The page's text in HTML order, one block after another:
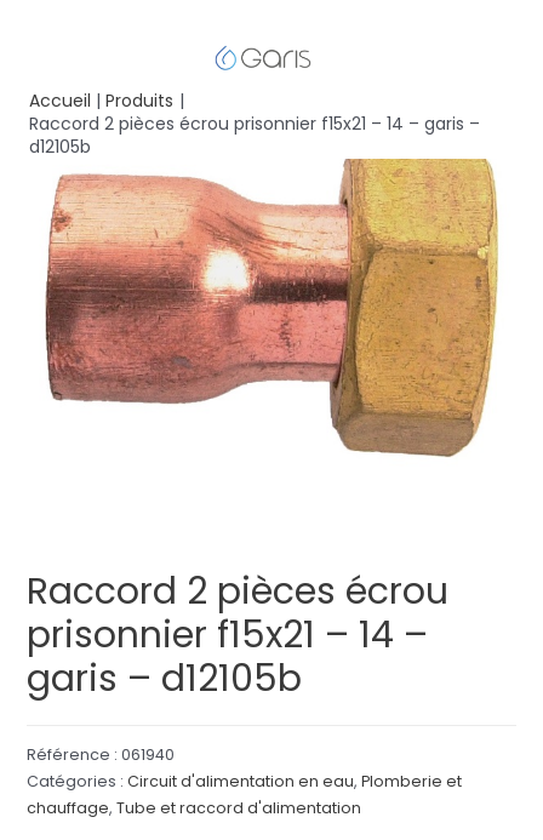
Accueil
Produits
Raccord 2 pièces écrou prisonnier f15x21 – 14 – garis –
d12105b
Raccord 2 pièces écrou
prisonnier f15x21 – 14 –
garis – d12105b
Référence : 061940
Catégories : Circuit d'alimentation en eau, Plomberie et
chauffage, Tube et raccord d'alimentation